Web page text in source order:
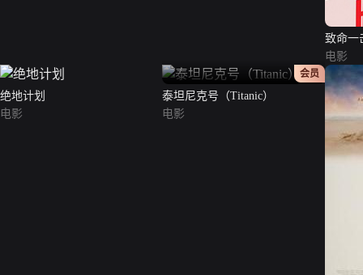
致命一
电影
绝地计划
电影
正片
会员
泰坦尼克号（Titanic）
电影